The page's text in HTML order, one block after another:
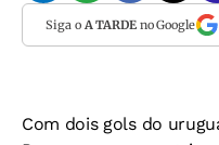
Siga o A TARDEno Google
Com dois gols do